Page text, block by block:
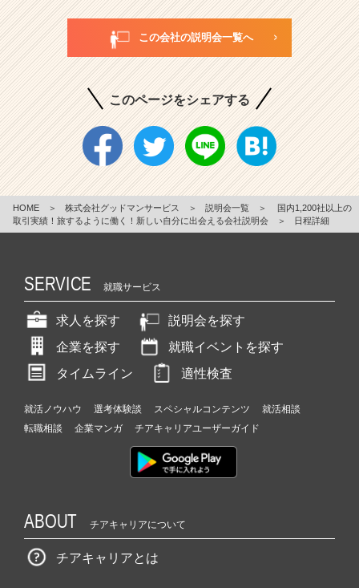
この会社の説明会一覧へ
このページをシェアする
HOME ＞ 株式会社グッドマンサービス ＞ 説明会一覧 ＞
国内1,200社以上の
取引実績！旅するように働く！新しい自分に出会える会社説明会
＞ 日程詳細
SERVICE 就職サービス
求人を探す
説明会を探す
企業を探す
就職イベントを探す
タイムライン
適性検査
就活ノウハウ 選考体験談 スペシャルコンテンツ
就活相談
転職相談
企業マンガ チアキャリアユーザーガイド
ABOUT チアキャリアについて
チアキャリアとは